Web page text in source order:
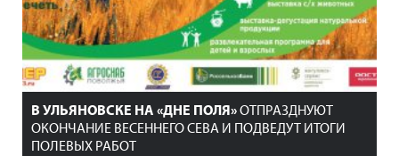
В УЛЬЯНОВСКЕ НА «ДНЕ ПОЛЯ»ОТПРАЗДНУЮТ
ОКОНЧАНИЕ ВЕСЕННЕГО СЕВА И ПОДВЕДУТ ИТОГИ
ПОЛЕВЫХ РАБОТ